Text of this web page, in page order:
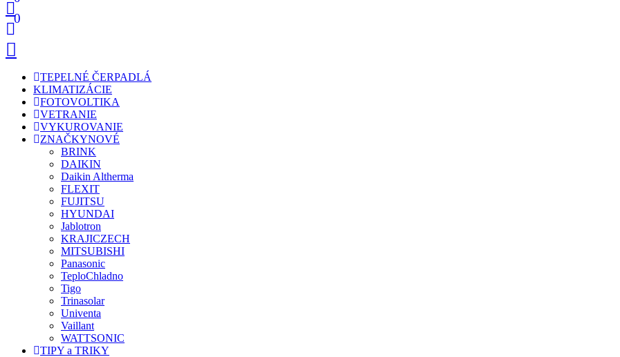
0
TEPELNÉ ČERPADLÁ
KLIMATIZÁCIE
FOTOVOLTIKA
VETRANIE
VYKUROVANIE
ZNAČKYNOVÉ
BRINK
DAIKIN
Daikin Altherma
FLEXIT
FUJITSU
HYUNDAI
Jablotron
KRAJICZECH
MITSUBISHI
Panasonic
TeploChladno
Tigo
Trinasolar
Univenta
Vaillant
WATTSONIC
TIPY a TRIKY